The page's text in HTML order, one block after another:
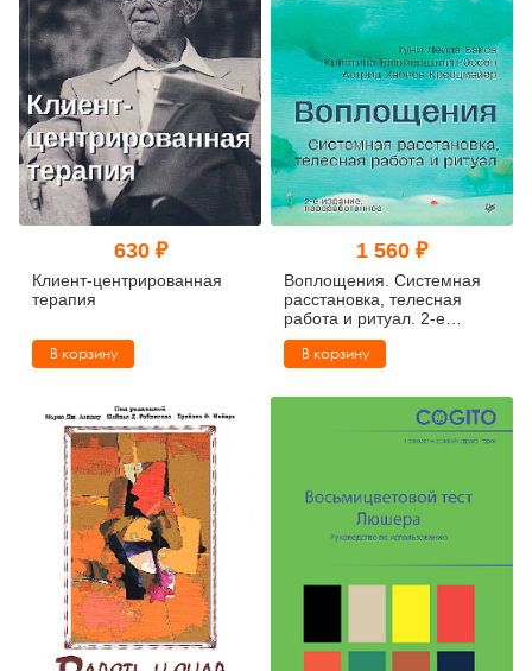
630 ₽
Клиент-центрированная
терапия
В корзину
1 560 ₽
Воплощения. Системная
расстановка, телесная
работа и ритуал. 2-е
издание, переработанное
В корзину